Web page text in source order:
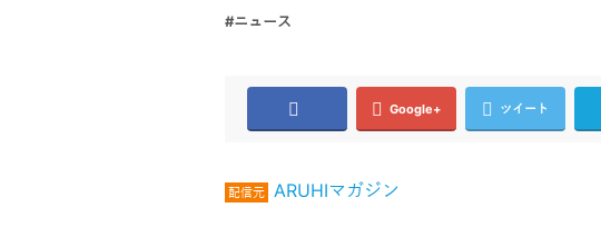
#ニュース
Google+ ツイート
配信元 ARUHIマガジン